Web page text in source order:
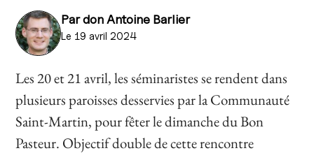
Pardon Antoine Barlier
Le 19 avril 2024
Les 20 et 21 avril, les séminaristes se rendent dans
plusieurs paroisses desservies par la Communauté
Saint-Martin, pour fêter le dimanche du Bon
Pasteur. Objectif double de cette rencontre